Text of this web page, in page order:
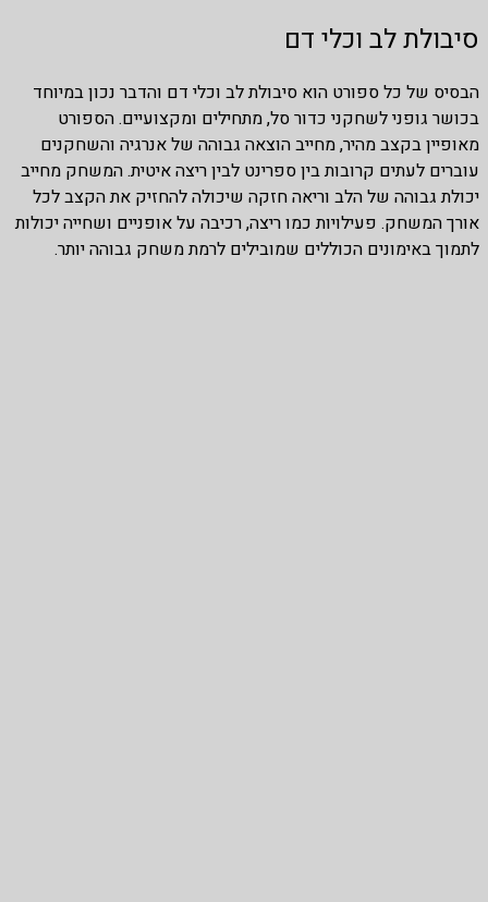
סיבולת לב וכלי דם
הבסיס של כל ספורט הוא סיבולת לב וכלי דם והדבר נכון במיוחד
בכושר גופני לשחקני כדור סל, מתחילים ומקצועיים. הספורט
מאופיין בקצב מהיר, מחייב הוצאה גבוהה של אנרגיה והשחקנים
עוברים לעתים קרובות בין ספרינט לבין ריצה איטית. המשחק מחייב
יכולת גבוהה של הלב וריאה חזקה שיכולה להחזיק את הקצב לכל
אורך המשחק. פעילויות כמו ריצה, רכיבה על אופניים ושחייה יכולות
לתמוך באימונים הכוללים שמובילים לרמת משחק גבוהה יותר.